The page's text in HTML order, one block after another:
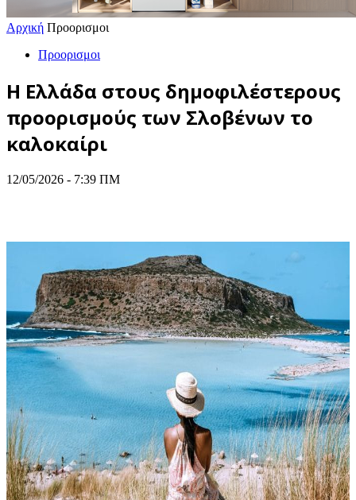
Αρχική Προορισμοι
Προορισμοι
Η Ελλάδα στους δημοφιλέστερους
προορισμούς των Σλοβένων το
καλοκαίρι
12/05/2026 - 7:39 ΠΜ